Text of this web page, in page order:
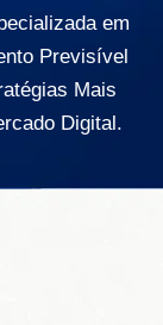
em
Previsível
Mais
Digital.